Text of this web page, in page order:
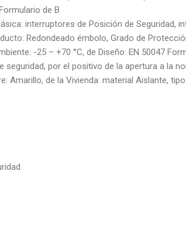
de B
interruptores de Posición de Seguridad,
Redondeado émbolo, Grado de
-25 – +70 °C, de Diseño: EN 50047
seguridad, por el positivo de la apertura a la
Amarillo, de la Vivienda: material Aislante,